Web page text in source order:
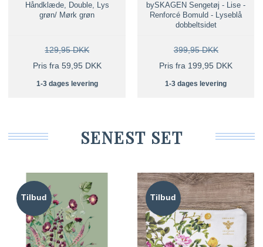
Håndklæde, Double, Lys
grøn/ Mørk grøn
129,95 DKK
Pris fra 59,95 DKK
1-3 dages levering
bySKAGEN Sengetøj - Lise -
Renforcé Bomuld - Lyseblå
dobbeltsidet
399,95 DKK
Pris fra 199,95 DKK
1-3 dages levering
SENEST SET
Tilbud Tilbud